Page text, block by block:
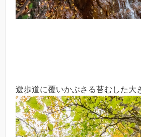
遊歩道に覆いかぶさる苔むした大